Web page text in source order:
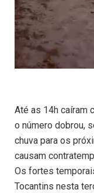
Até as 14h caíram
o número dobrou,
chuva para os
causam
Os fortes
Tocantins nesta